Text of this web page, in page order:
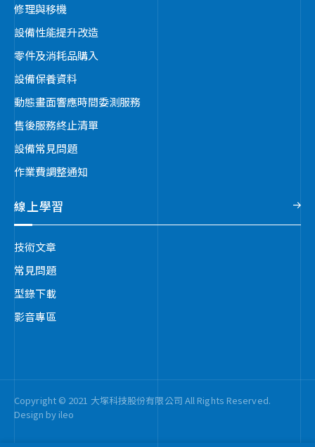
修理與移機
設備性能提升改造
零件及消耗品購入
設備保養資料
動態畫面響應時間委測服務
售後服務終止清單
設備常見問題
作業費調整通知
線上學習
技術文章
常見問題
型錄下載
影音專區
Copyright © 2021 大塚科技股份有限公司 All Rights Reserved.
Design by ileo